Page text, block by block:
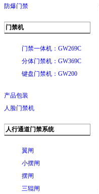
防爆门禁
门禁机
门禁一体机：GW269C
分体门禁机：GW369C
键盘门禁机：GW200
产品包装
人脸门禁机
人行通道门禁系统
翼闸
小摆闸
摆闸
三辊闸